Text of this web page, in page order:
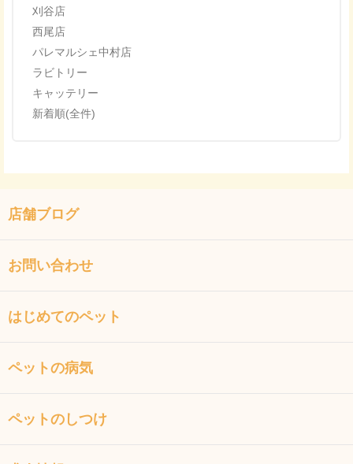
刈谷店
西尾店
パレマルシェ中村店
ラビトリー
キャッテリー
新着順(全件)
店舗ブログ
お問い合わせ
はじめてのペット
ペットの病気
ペットのしつけ